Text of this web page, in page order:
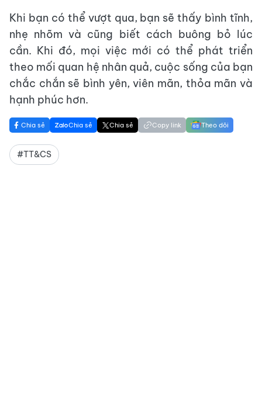
Khi bạn có thể vượt qua, bạn sẽ thấy bình tĩnh,
nhẹ nhõm và cũng biết cách buông bỏ lúc
cần. Khi đó, mọi việc mới có thể phát triển
theo mối quan hệ nhân quả, cuộc sống của bạn
chắc chắn sẽ bình yên, viên mãn, thỏa mãn và
hạnh phúc hơn.
Chia sẻ Chia sẻ Chia sẻ Copy link Theo dõi
#TT&CS